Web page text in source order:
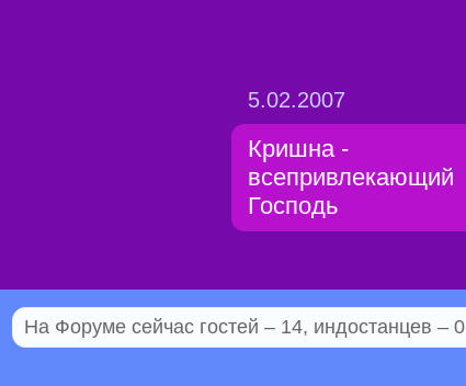
5.02.2007
Кришна -
всепривлекающий
Господь
На Форуме сейчас гостей – 14, индостанцев – 0